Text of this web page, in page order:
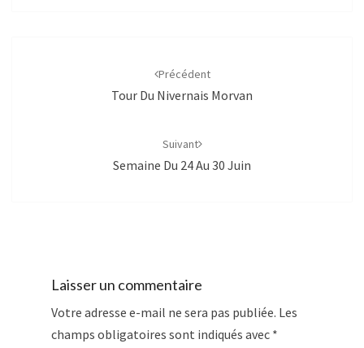
Précédent
Tour Du Nivernais Morvan
Suivant
Semaine Du 24 Au 30 Juin
Laisser un commentaire
Votre adresse e-mail ne sera pas publiée. Les
champs obligatoires sont indiqués avec *